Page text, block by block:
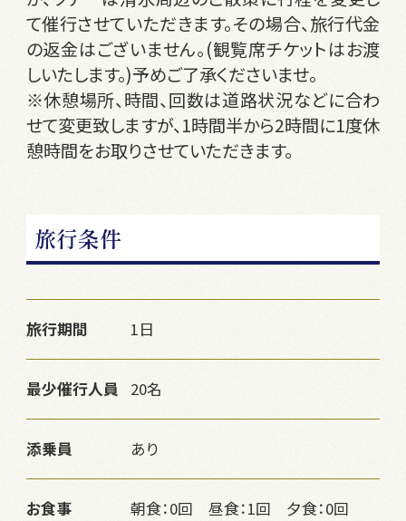
て催行させていただきます。その場合、旅行代金
の返金はございません。(観覧席チケットはお渡
しいたします。)予めご了承くださいませ。
※休憩場所、時間、回数は道路状況などに合わ
せて変更致しますが、1時間半から2時間に1度休
憩時間をお取りさせていただきます。
旅行条件
旅行期間 1日
最少催行人員 20名
添乗員 あり
お食事 朝食：0回 昼食：1回 夕食：0回